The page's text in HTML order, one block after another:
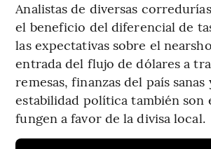
Analistas de diversas
el beneficio del diferencial de
las expectativas sobre el
entrada del flujo de dólares a
remesas, finanzas del país
estabilidad política también son
fungen a favor de la divisa local.